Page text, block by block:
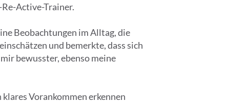
Active-Trainer.
Beobachtungen im Alltag, die
und bemerkte, dass sich
bewusster, ebenso meine
Vorankommen erkennen